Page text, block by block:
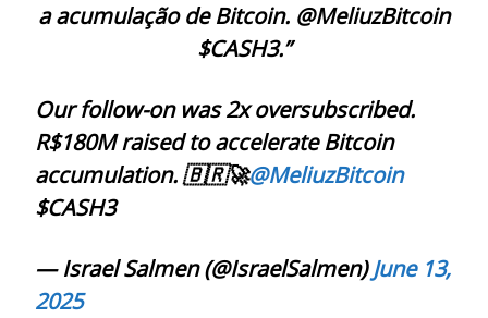
a acumulação de Bitcoin. @MeliuzBitcoin
$CASH3.”
Our follow-on was 2x oversubscribed.
R$180M raised to accelerate Bitcoin
accumulation. 🇧🇷🚀@MeliuzBitcoin
$CASH3
— Israel Salmen (@IsraelSalmen)June 13,
2025